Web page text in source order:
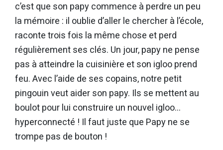
c’est que son papy commence à perdre un peu
la mémoire : il oublie d’aller le chercher à l’école,
raconte trois fois la même chose et perd
régulièrement ses clés. Un jour, papy ne pense
pas à atteindre la cuisinière et son igloo prend
feu. Avec l’aide de ses copains, notre petit
pingouin veut aider son papy. Ils se mettent au
boulot pour lui construire un nouvel igloo…
hyperconnecté ! Il faut juste que Papy ne se
trompe pas de bouton !